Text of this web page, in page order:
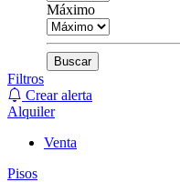
Máximo
Buscar
Filtros
Crear alerta
Alquiler
Venta
Pisos